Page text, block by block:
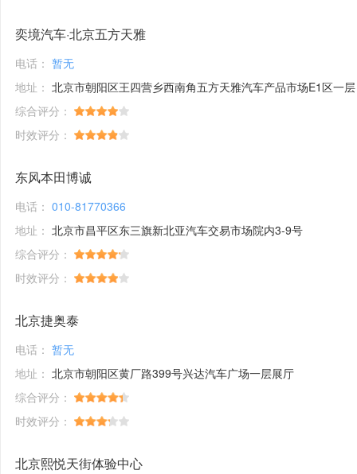
奕境汽车·北京五方天雅
电话： 暂无
地址： 北京市朝阳区王四营乡西南角五方天雅汽车产品市场E1区一层
综合评分：
时效评分：
东风本田博诚
电话： 010-81770366
地址： 北京市昌平区东三旗新北亚汽车交易市场院内3-9号
综合评分：
时效评分：
北京捷奥泰
电话： 暂无
地址： 北京市朝阳区黄厂路399号兴达汽车广场一层展厅
综合评分：
时效评分：
北京熙悦天街体验中心